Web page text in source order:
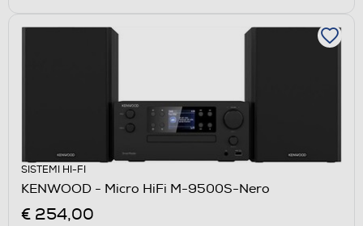
SISTEMI HI-FI
KENWOOD - Micro HiFi M-9500S-Nero
€ 254,00